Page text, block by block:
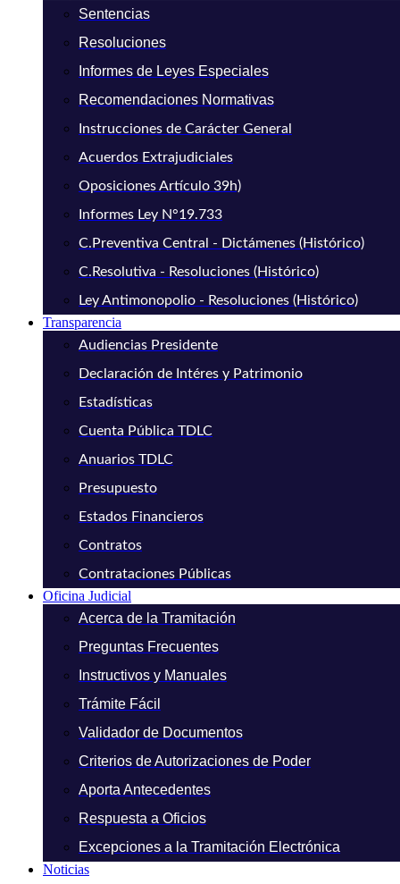
Sentencias
Resoluciones
Informes de Leyes Especiales
Recomendaciones Normativas
Instrucciones de Carácter General
Acuerdos Extrajudiciales
Oposiciones Artículo 39h)
Informes Ley N°19.733
C.Preventiva Central - Dictámenes (Histórico)
C.Resolutiva - Resoluciones (Histórico)
Ley Antimonopolio - Resoluciones (Histórico)
Transparencia
Audiencias Presidente
Declaración de Intéres y Patrimonio
Estadísticas
Cuenta Pública TDLC
Anuarios TDLC
Presupuesto
Estados Financieros
Contratos
Contrataciones Públicas
Oficina Judicial
Acerca de la Tramitación
Preguntas Frecuentes
Instructivos y Manuales
Trámite Fácil
Validador de Documentos
Criterios de Autorizaciones de Poder
Aporta Antecedentes
Respuesta a Oficios
Excepciones a la Tramitación Electrónica
Noticias